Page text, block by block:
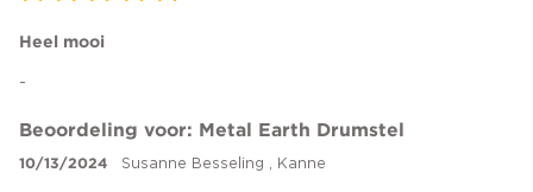
Heel mooi
-
Beoordeling voor: Metal Earth Drumstel
10/13/2024 Susanne Besseling , Kanne